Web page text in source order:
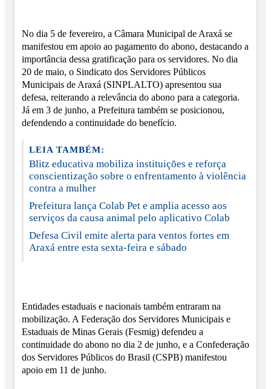
No dia 5 de fevereiro, a Câmara Municipal de Araxá se
manifestou em apoio ao pagamento do abono, destacando a
importância dessa gratificação para os servidores. No dia
20 de maio, o Sindicato dos Servidores Públicos
Municipais de Araxá (SINPLALTO) apresentou sua
defesa, reiterando a relevância do abono para a categoria.
Já em 3 de junho, a Prefeitura também se posicionou,
defendendo a continuidade do benefício.
LEIA TAMBÉM:
Blitz educativa mobiliza instituições e reforça
conscientização sobre o enfrentamento à violência
contra a mulher
Prefeitura lança Colab Pet e amplia acesso aos
serviços da causa animal pelo aplicativo Colab
Defesa Civil emite alerta para ventos fortes em
Araxá entre esta sexta-feira e sábado
Entidades estaduais e nacionais também entraram na
mobilização. A Federação dos Servidores Municipais e
Estaduais de Minas Gerais (Fesmig) defendeu a
continuidade do abono no dia 2 de junho, e a Confederação
dos Servidores Públicos do Brasil (CSPB) manifestou
apoio em 11 de junho.